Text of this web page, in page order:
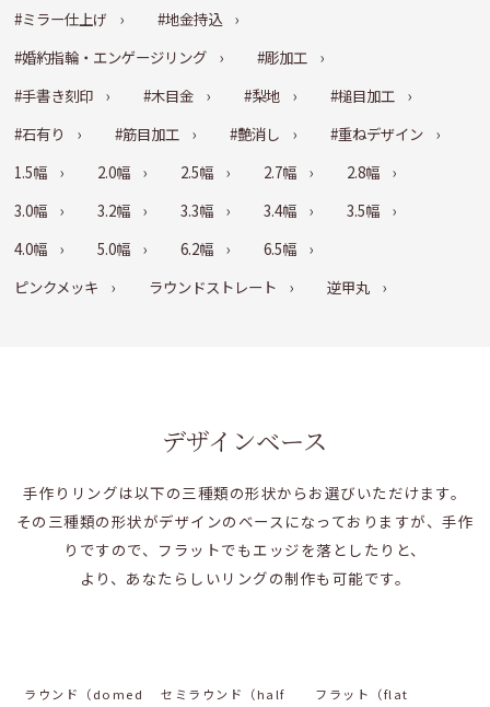
#ミラー仕上げ
#地金持込
#婚約指輪・エンゲージリング
#彫加工
#手書き刻印
#木目金 #梨地
#槌目加工
#石有り
#筋目加工 #艶消し
#重ねデザイン
1.5幅
2.0幅 2.5幅 2.7幅
2.8幅
3.0幅
3.2幅 3.3幅 3.4幅
3.5幅
4.0幅
5.0幅 6.2幅
6.5幅
ピンクメッキ
ラウンドストレート 逆甲丸
デザインベース
手作りリングは以下の三種類の形状からお選びいただけます。
その三種類の形状がデザインのベースになっておりますが、手作
りですので、フラットでもエッジを落としたりと、
より、あなたらしいリングの制作も可能です。
ラウンド（domed
セミラウンド（half
フラット（flat